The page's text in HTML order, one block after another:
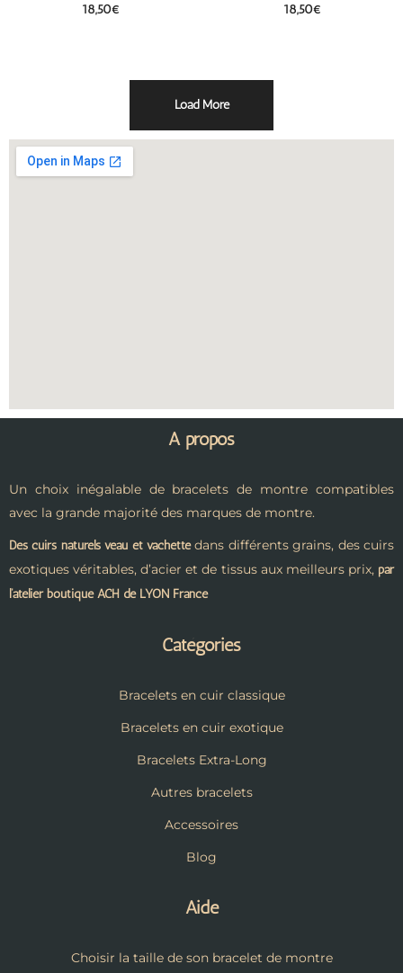
18,50€
18,50€
Load More
A propos
Un choix inégalable de bracelets de montre compatibles
avec la grande majorité des marques de montre.
Des cuirs naturels veau et vachettedans différents grains, des cuirs
exotiques véritables, d’acier et de tissus aux meilleurs prix, par
l’atelier boutique ACH de LYON France
Catégories
Bracelets en cuir classique
Bracelets en cuir exotique
Bracelets Extra-Long
Autres bracelets
Accessoires
Blog
Aide
Choisir la taille de son bracelet de montre